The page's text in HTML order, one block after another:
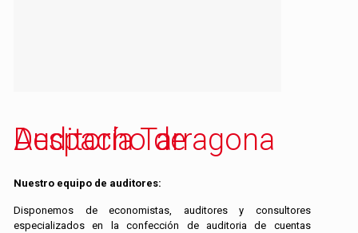
Despacho de Auditoría Tarragona
Nuestro equipo de auditores:
Disponemos de economistas, auditores y consultores
especializados en la confección de auditoria de cuentas